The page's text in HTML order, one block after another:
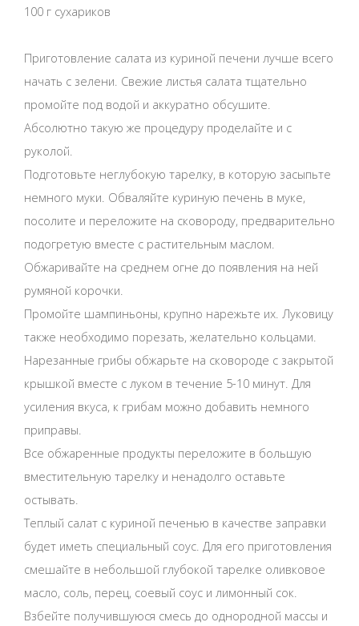
100 г сухариков
Приготовление салата из куриной печени лучше всего
начать с зелени. Свежие листья салата тщательно
промойте под водой и аккуратно обсушите.
Абсолютно такую же процедуру проделайте и с
руколой.
Подготовьте неглубокую тарелку, в которую засыпьте
немного муки. Обваляйте куриную печень в муке,
посолите и переложите на сковороду, предварительно
подогретую вместе с растительным маслом.
Обжаривайте на среднем огне до появления на ней
румяной корочки.
Промойте шампиньоны, крупно нарежьте их. Луковицу
также необходимо порезать, желательно кольцами.
Нарезанные грибы обжарьте на сковороде с закрытой
крышкой вместе с луком в течение 5-10 минут. Для
усиления вкуса, к грибам можно добавить немного
приправы.
Все обжаренные продукты переложите в большую
вместительную тарелку и ненадолго оставьте
остывать.
Теплый салат с куриной печенью в качестве заправки
будет иметь специальный соус. Для его приготовления
смешайте в небольшой глубокой тарелке оливковое
масло, соль, перец, соевый соус и лимонный сок.
Взбейте получившуюся смесь до однородной массы и